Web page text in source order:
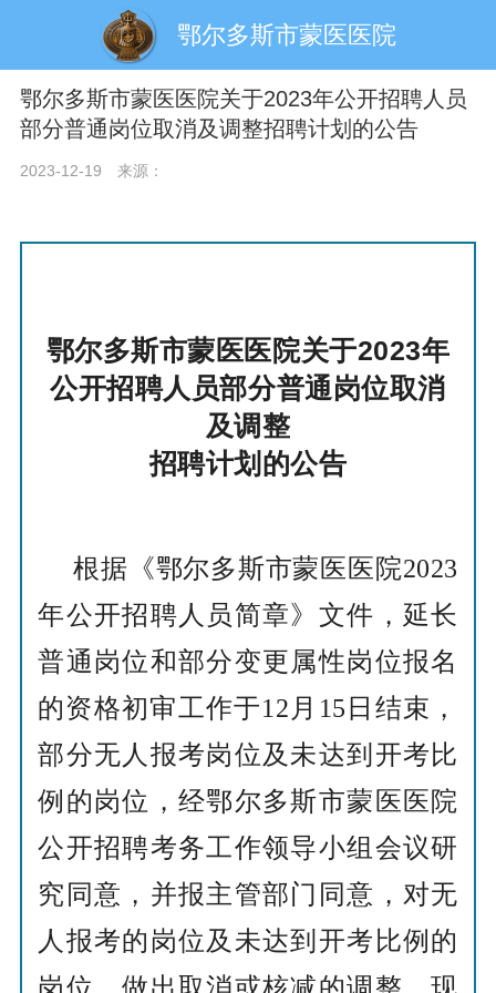
鄂尔多斯市蒙医医院
鄂尔多斯市蒙医医院关于2023年公开招聘人员
部分普通岗位取消及调整招聘计划的公告
2023-12-19 来源：
鄂尔多斯市蒙医医院关于2023年
公开招聘人员部分普通岗位取消
及调整
招聘计划的公告
根据《鄂尔多斯市蒙医 医院2023
年公开招聘人员简章》文件， 延长
普通岗位和部分变更属性岗位报名
的资格初审工作于12 月 15 日结束，
部分无人报考岗位及未达到开考比
例的岗位，经鄂尔多斯市蒙医 医院
公开招聘考务工作领导小组会议研
究同意， 并报主管部门同意，对无
人报考的岗位及未达到开考比例的